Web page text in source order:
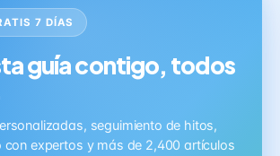
7 DÍAS
guía contigo, todos
seguimiento de hitos,
con expertos y más de 2,400 artículos